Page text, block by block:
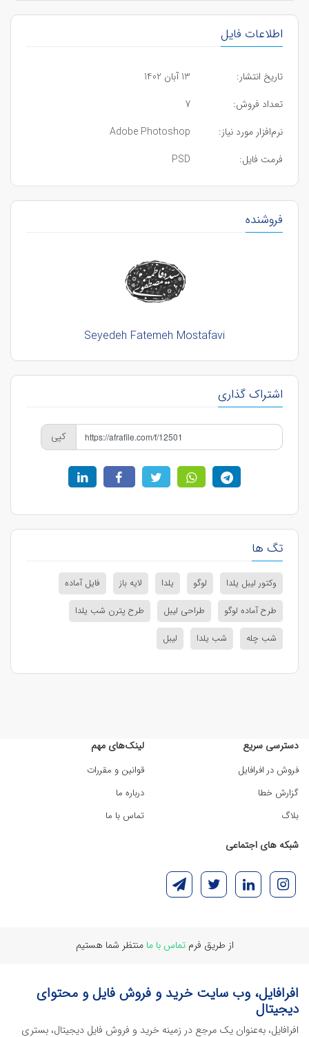
اطلاعات فایل
تاریخ انتشار:
13 آبان 1402
تعداد فروش:
7
نرم‌افزار مورد نیاز:
Adobe Photoshop
فرمت فایل:
PSD
فروشنده
Seyedeh Fatemeh Mostafavi
اشتراک گذاری
کپی
تگ ها
وکتور لیبل یلدا لوگو یلدا لایه باز
فایل آماده
طرح آماده لوگو
طراحی لیبل
طرح پترن شب یلدا
شب چله
شب یلدا لیبل
دسترسی سریع
فروش در افرافایل
گزارش خطا
بلاگ
لینک‌های مهم
قوانین و مقررات
درباره ما
تماس با ما
شبکه های اجتماعی
از طریق فرمتماس با ما منتظر شما هستیم
افرافایل، وب سایت خرید و فروش فایل و محتوای
دیجیتال
افرافایل، به‌عنوان یک مرجع در زمینه خرید و فروش فایل دیجیتال، بستری